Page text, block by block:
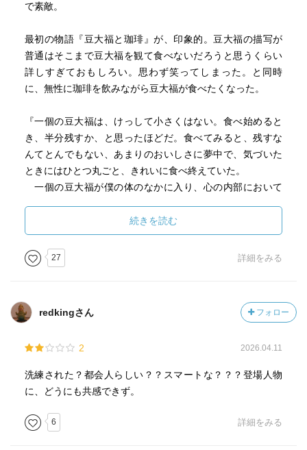
で素敵。
最初の物語『豆大福と珈琲』が、印象的。豆大福の描写が
普通はそこまで豆大福を観て食べないだろうと思うくらい
詳しすぎておもしろい。思わず笑ってしまった。と同時
に、無性に珈琲を飲みながら豆大福が食べたくなった。
『一個の豆大福は、けっして小さくはない。食べ始めると
き、半分残すか、と思ったほどだ。食べてみると、残すな
んてとんでもない、あまりのおいしさに夢中で、気づいた
ときにはひとつ丸ごと、きれいに食べ終えていた。
一個の豆大福が僕の体のなかに入り、心の内部において
豆大福のおいしさであるはずだ。僕の心身の隅々まで静か
に行き渡り、そこにしばしば落ち着いたもの、それは幸福
感だった。一個の豆大福を夢中で食べ終えて、僕はたいそ
う幸福な状態となった。』
鯛焼きをナイフとフォークで食べる描写も面白い。鯛焼き
は頭か尾ひれからガブリと食べてしまう私には、そういう
で。
『ナイフとフォークで瀬川は鯛焼きを食べた。まず腹のま
運んだ。鯛焼きは見事な出来栄えだった。これならみやげ
にもらった編集者は喜ぶだろう、と頭のいっぽうで思いな
続きを読む
27 詳細をみる
redkingさん フォロー
2 2026.04.11
洗練された？都会人らしい？？スマートな？？？登場人物
に、どうにも共感できず。
6 詳細をみる